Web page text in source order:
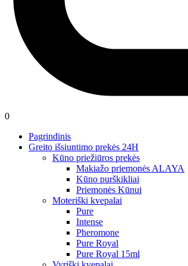
0
Pagrindinis
Greito išsiuntimo prekės 24H
Kūno priežiūros prekės
Makiažo priemonės ALAYA
Kūno purškikliai
Priemonės Kūnui
Moteriški kvepalai
Pure
Intense
Pheromone
Pure Royal
Pure Royal 15ml